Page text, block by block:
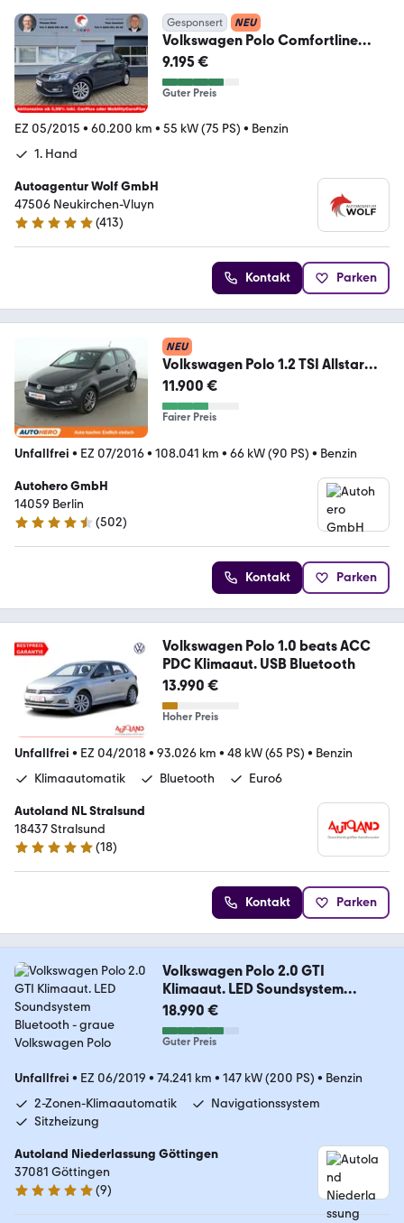
Gesponsert NEU
Volkswagen Polo Comfortline
1,0*PDC*SHZ*Tempomat
9.195 €
Guter Preis
EZ 05/2015 • 60.200 km • 55 kW (75 PS) • Benzin
1. Hand
Autoagentur Wolf GmbH
47506 Neukirchen-Vluyn
4.9 Sterne
(413)
Kontakt Parken
NEU
Volkswagen Polo 1.2 TSI Allstar
BMT*LED*PDC*SHZ*KLIMA*
11.900 €
Fairer Preis
Unfallfrei • EZ 07/2016• 108.041 km • 66 kW (90 PS) • Benzin
Autohero GmbH
14059 Berlin
4.5 Sterne
(502)
Kontakt Parken
Volkswagen Polo 1.0 beats ACC
PDC Klimaaut. USB Bluetooth
13.990 €
Hoher Preis
Unfallfrei • EZ 04/2018• 93.026 km • 48 kW (65 PS) • Benzin
Klimaautomatik
Bluetooth Euro6
Autoland NL Stralsund
18437 Stralsund
4.9 Sterne
(18)
Kontakt Parken
Volkswagen Polo 2.0 GTI
Klimaaut. LED Soundsystem
Bluetooth
18.990 €
Guter Preis
Unfallfrei • EZ 06/2019 • 74.241 km • 147 kW (200 PS) • Benzin
2-Zonen-Klimaautomatik
Navigationssystem
Sitzheizung
Autoland Niederlassung Göttingen
37081 Göttingen
5 Sterne
(9)